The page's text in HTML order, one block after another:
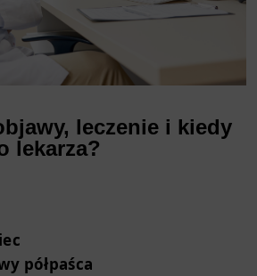
leczenie i kiedy
lekarza?
półpaśca